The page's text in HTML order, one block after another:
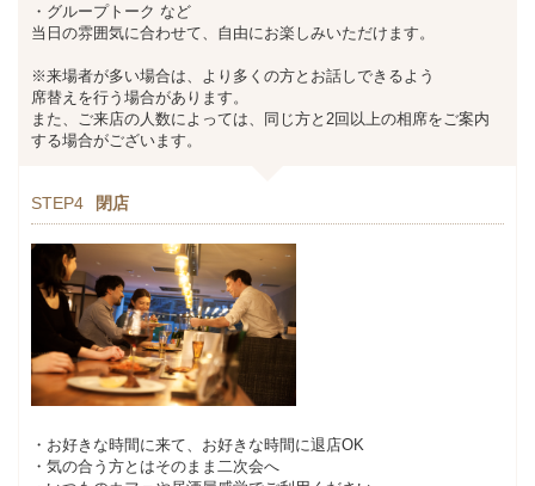
・グループトーク など
当日の雰囲気に合わせて、自由にお楽しみいただけます。
※来場者が多い場合は、より多くの方とお話しできるよう
席替えを行う場合があります。
また、ご来店の人数によっては、同じ方と2回以上の相席をご案内
する場合がございます。
STEP4 閉店
・お好きな時間に来て、お好きな時間に退店OK
・気の合う方とはそのまま二次会へ